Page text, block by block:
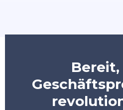
Bereit,